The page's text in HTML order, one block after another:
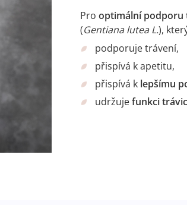
Prooptimální podporu
(Gentiana lutea L.),
podporuje trávení,
přispívá k apetitu,
přispívá k lepšímu
udržujefunkci